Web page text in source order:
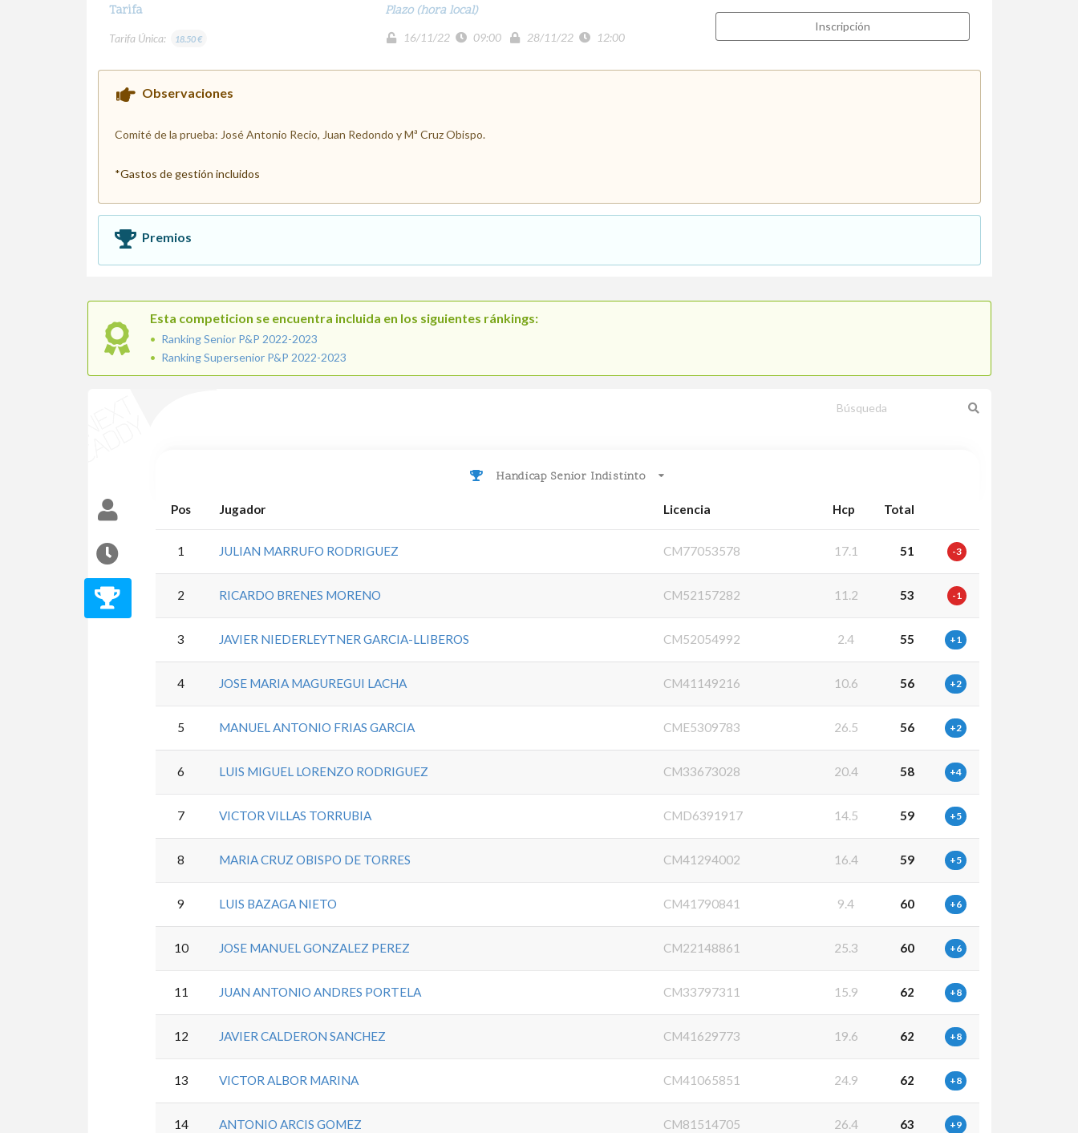
Tarifa
Tarifa Única: 18.50 €
Plazo (hora local)
16/11/22 09:00 28/11/22 12:00
Inscripción
Observaciones
Comité de la prueba: José Antonio Recio, Juan Redondo y Mª Cruz Obispo.
*Gastos de gestión incluidos
Premios
Esta competicion se encuentra incluida en los siguientes ránkings:
Ranking Senior P&P 2022-2023
Ranking Supersenior P&P 2022-2023
Handicap Senior Indistinto
Pos Jugador Licencia Hcp Total
1 JULIAN MARRUFO RODRIGUEZ CM77053578 17.1 51 -3
2 RICARDO BRENES MORENO CM52157282 11.2 53 -1
3 JAVIER NIEDERLEYTNER GARCIA-LLIBEROS CM52054992 2.4 55 +1
4 JOSE MARIA MAGUREGUI LACHA CM41149216 10.6 56 +2
5 MANUEL ANTONIO FRIAS GARCIA CME5309783 26.5 56 +2
6 LUIS MIGUEL LORENZO RODRIGUEZ CM33673028 20.4 58 +4
7 VICTOR VILLAS TORRUBIA CMD6391917 14.5 59 +5
8 MARIA CRUZ OBISPO DE TORRES CM41294002 16.4 59 +5
9 LUIS BAZAGA NIETO CM41790841 9.4 60 +6
10 JOSE MANUEL GONZALEZ PEREZ CM22148861 25.3 60 +6
11 JUAN ANTONIO ANDRES PORTELA CM33797311 15.9 62 +8
12 JAVIER CALDERON SANCHEZ CM41629773 19.6 62 +8
13 VICTOR ALBOR MARINA CM41065851 24.9 62 +8
14 ANTONIO ARCIS GOMEZ CM81514705 26.4 63 +9